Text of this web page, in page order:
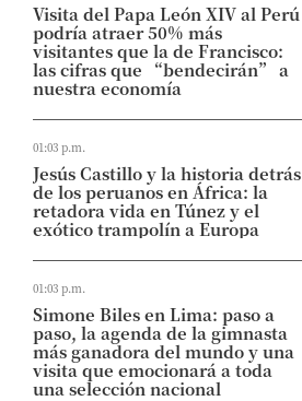
Visita del Papa León XIV al Perú
podría atraer 50% más
visitantes que la de Francisco:
las cifras que “bendecirán” a
nuestra economía
01:03 p.m.
Jesús Castillo y la historia detrás
de los peruanos en África: la
retadora vida en Túnez y el
exótico trampolín a Europa
01:03 p.m.
Simone Biles en Lima: paso a
paso, la agenda de la gimnasta
más ganadora del mundo y una
visita que emocionará a toda
una selección nacional